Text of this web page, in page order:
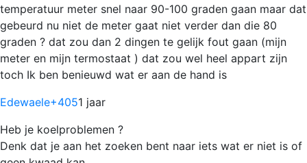
temperatuur meter snel naar 90-100 graden gaan maar dat
gebeurd nu niet de meter gaat niet verder dan die 80
graden ? dat zou dan 2 dingen te gelijk fout gaan (mijn
meter en mijn termostaat ) dat zou wel heel appart zijn
toch Ik ben benieuwd wat er aan de hand is
Edewaele+4051 jaar
Heb je koelproblemen ?
Denk dat je aan het zoeken bent naar iets wat er niet is of